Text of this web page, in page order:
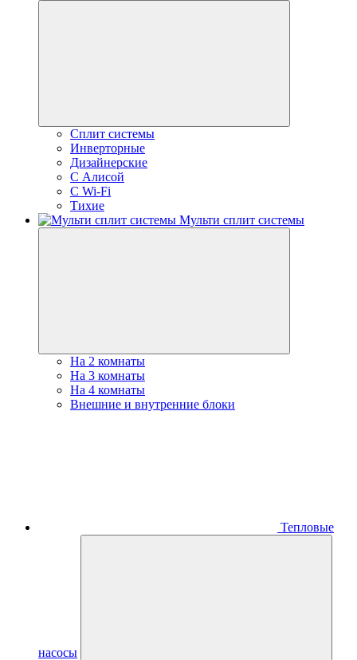
Сплит системы
Инверторные
Дизайнерские
С Алисой
C Wi-Fi
Тихие
Мульти сплит системы
На 2 комнаты
На 3 комнаты
На 4 комнаты
Внешние и внутренние блоки
Тепловые
насосы